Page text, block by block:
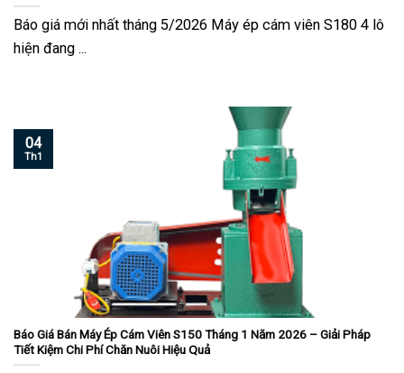
Báo giá mới nhất tháng 5/2026 Máy ép cám viên S180 4 lô
hiện đang ...
Báo Giá Bán Máy Ép Cám Viên S150 Tháng 1 Năm 2026 – Giải Pháp
Tiết Kiệm Chi Phí Chăn Nuôi Hiệu Quả
04
Th1